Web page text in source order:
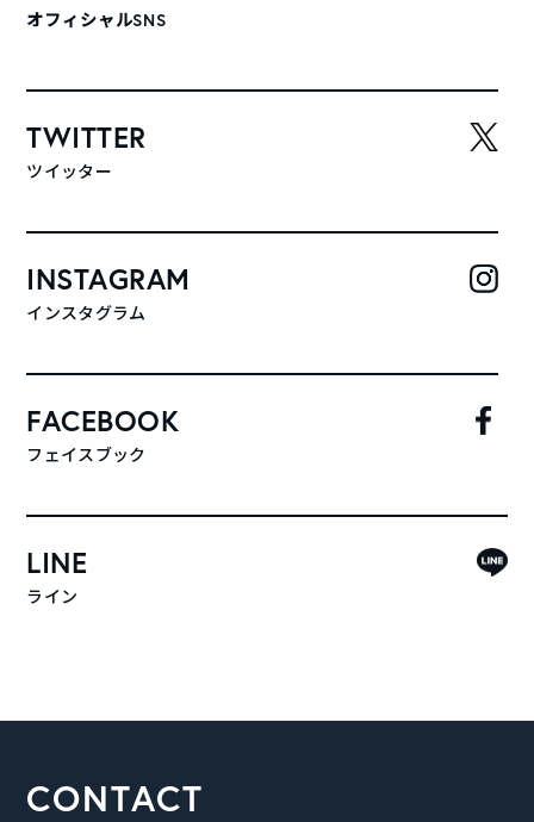
オフィシャルSNS
TWITTER
ツイッター
INSTAGRAM
インスタグラム
FACEBOOK
フェイスブック
LINE
ライン
CONTACT